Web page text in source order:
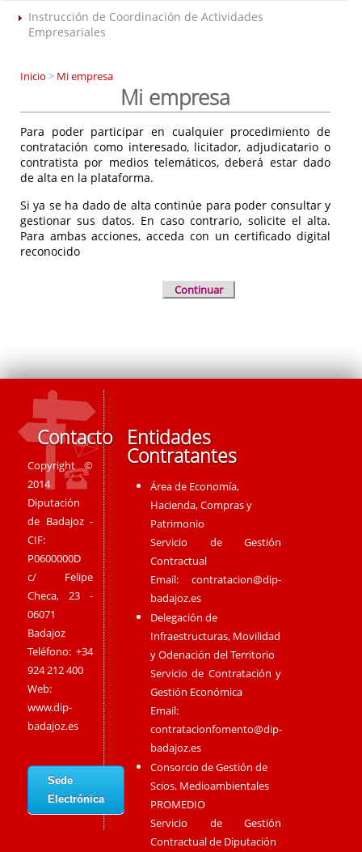
Instrucción de Coordinación de Actividades
Empresariales
Inicio > Mi empresa
Mi empresa
Para poder participar en cualquier procedimiento de
contratación como interesado, licitador, adjudicatario o
contratista por medios telemáticos, deberá estar dado
de alta en la plataforma.
Si ya se ha dado de alta continúe para poder consultar y
gestionar sus datos. En caso contrario, solicite el alta.
Para ambas acciones, acceda con un certificado digital
reconocido
Continuar
Contacto
Copyright ©
2014
Diputación
de Badajoz -
CIF:
P0600000D
c/ Felipe
Checa, 23 -
06071
Badajoz
Teléfono: +34
924 212 400
Web:
www.dip-
badajoz.es
Sede
Electrónica
Entidades
Contratantes
Área de Economía,
Hacienda, Compras y
Patrimonio
Servicio de Gestión
Contractual
Email:contratacion@dip-
badajoz.es
Delegación de
Infraestructuras, Movilidad
y Odenación del Territorio
Servicio de Contratación y
Gestión Económica
Email:
contratacionfomento@dip-
badajoz.es
Consorcio de Gestión de
Scios. Medioambientales
PROMEDIO
Servicio de Gestión
Contractual de Diputación